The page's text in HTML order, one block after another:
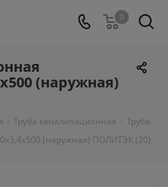
0
(наружная)
- Труба канализационная - Труба
(наружная) ПОЛИТЭК (20)